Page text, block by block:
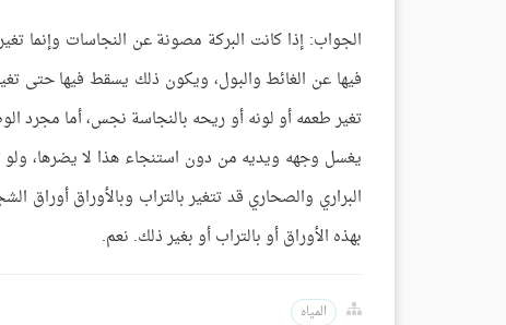
الجواب: إذا كانت البركة مصونة عن النجاسات وإنما
فيها عن الغائط والبول، ويكون ذلك يسقط فيها حتى
تغير طعمه أو لونه أو ريحه بالنجاسة نجس، أما مجرد
يغسل وجهه ويديه من دون استنجاء هذا لا يضرها، ولو
البراري والصحاري قد تتغير بالتراب وبالأوراق أوراق
بهذه الأوراق أو بالتراب أو بغير ذلك. نعم.
المياه